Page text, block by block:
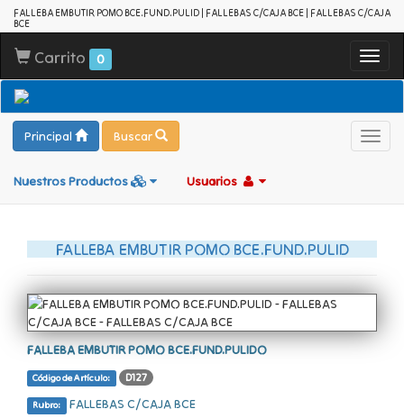
FALLEBA EMBUTIR POMO BCE.FUND.PULID | FALLEBAS C/CAJA BCE | FALLEBAS C/CAJA
BCE
Carrito 0
Principal Buscar
Nuestros Productos Usuarios
FALLEBA EMBUTIR POMO BCE.FUND.PULID
FALLEBA EMBUTIR POMO BCE.FUND.PULIDO
Código de Artículo: D127
Rubro: FALLEBAS C/CAJA BCE